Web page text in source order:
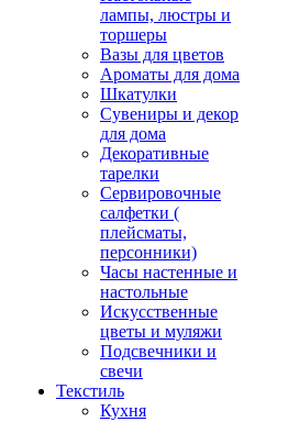
лампы, люстры и
торшеры
Вазы для цветов
Ароматы для дома
Шкатулки
Сувениры и декор
для дома
Декоративные
тарелки
Сервировочные
салфетки (
плейсматы,
персонники)
Часы настенные и
настольные
Искусственные
цветы и муляжи
Подсвечники и
свечи
Текстиль
Кухня